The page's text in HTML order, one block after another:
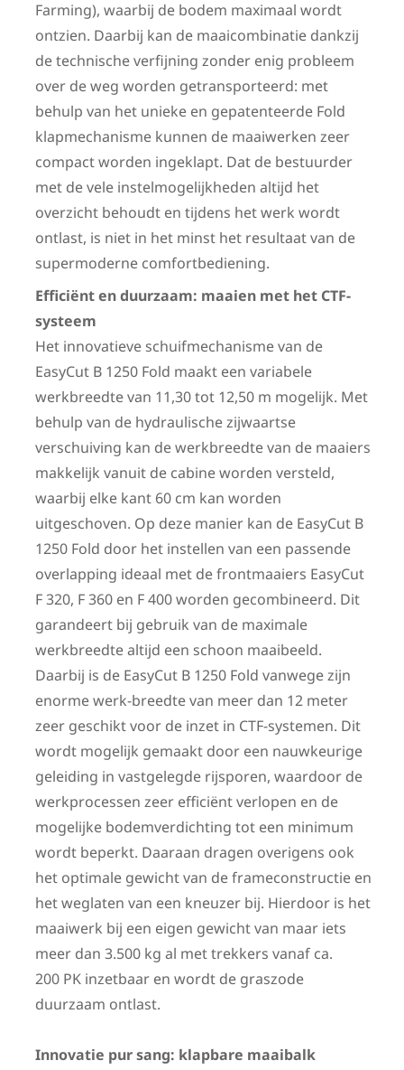
Farming), waarbij de bodem maximaal wordt
ontzien. Daarbij kan de maaicombinatie dankzij
de technische verfijning zonder enig probleem
over de weg worden getransporteerd: met
behulp van het unieke en gepatenteerde Fold
klapmechanisme kunnen de maaiwerken zeer
compact worden ingeklapt. Dat de bestuurder
met de vele instelmogelijkheden altijd het
overzicht behoudt en tijdens het werk wordt
ontlast, is niet in het minst het resultaat van de
supermoderne comfortbediening.
Efficiënt en duurzaam: maaien met het CTF-
systeem
Het innovatieve schuifmechanisme van de
EasyCut B 1250 Fold maakt een variabele
werkbreedte van 11,30 tot 12,50 m mogelijk. Met
behulp van de hydraulische zijwaartse
verschuiving kan de werkbreedte van de maaiers
makkelijk vanuit de cabine worden versteld,
waarbij elke kant 60 cm kan worden
uitgeschoven. Op deze manier kan de EasyCut B
1250 Fold door het instellen van een passende
overlapping ideaal met de frontmaaiers EasyCut
F 320, F 360 en F 400 worden gecombineerd. Dit
garandeert bij gebruik van de maximale
werkbreedte altijd een schoon maaibeeld.
Daarbij is de EasyCut B 1250 Fold vanwege zijn
enorme werk-breedte van meer dan 12 meter
zeer geschikt voor de inzet in CTF-systemen. Dit
wordt mogelijk gemaakt door een nauwkeurige
geleiding in vastgelegde rijsporen, waardoor de
werkprocessen zeer efficiënt verlopen en de
mogelijke bodemverdichting tot een minimum
wordt beperkt. Daaraan dragen overigens ook
het optimale gewicht van de frameconstructie en
het weglaten van een kneuzer bij. Hierdoor is het
maaiwerk bij een eigen gewicht van maar iets
meer dan 3.500 kg al met trekkers vanaf ca.
200 PK inzetbaar en wordt de graszode
duurzaam ontlast.
Innovatie pur sang: klapbare maaibalk